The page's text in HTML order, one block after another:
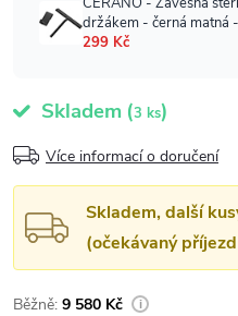
Skladem (3 ks)
Více informací o doručení
Skladem, další
(očekávaný
9 580 Kč